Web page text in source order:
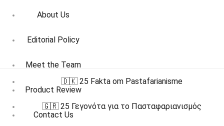
About Us
Editorial Policy
Meet the Team
Product Review
Contact Us
🇩🇰 25 Fakta om Pastafarianisme
🇬🇷 25 Γεγονότα για το Πασταφαριανισμός